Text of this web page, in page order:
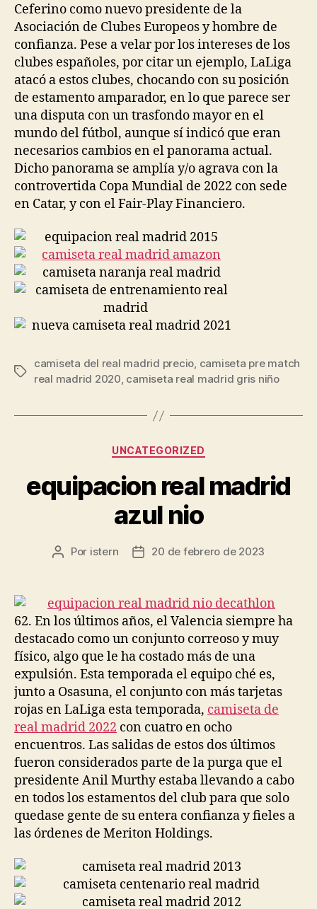
Ceferino como nuevo presidente de la
Asociación de Clubes Europeos y hombre de
confianza. Pese a velar por los intereses de los
clubes españoles, por citar un ejemplo, LaLiga
atacó a estos clubes, chocando con su posición
de estamento amparador, en lo que parece ser
una disputa con un trasfondo mayor en el
mundo del fútbol, aunque sí indicó que eran
necesarios cambios en el panorama actual.
Dicho panorama se amplía y/o agrava con la
controvertida Copa Mundial de 2022 con sede
en Catar, y con el Fair-Play Financiero.
Etiquetas
camiseta del real madrid precio, camiseta pre match
real madrid 2020, camiseta real madrid gris niño
Categorías
UNCATEGORIZED
equipacion real madrid
azul nio
Autor
entrada
Por istern
Fecha
entrada
20 de febrero de 2023
62. En los últimos años, el Valencia siempre ha
destacado como un conjunto correoso y muy
físico, algo que le ha costado más de una
expulsión. Esta temporada el equipo ché es,
junto a Osasuna, el conjunto con más tarjetas
rojas en LaLiga esta temporada, camiseta de
real madrid 2022 con cuatro en ocho
encuentros. Las salidas de estos dos últimos
fueron considerados parte de la purga que el
presidente Anil Murthy estaba llevando a cabo
en todos los estamentos del club para que solo
quedase gente de su entera confianza y fieles a
las órdenes de Meriton Holdings.